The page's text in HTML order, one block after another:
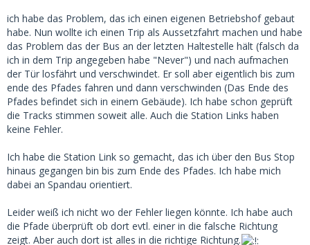
ich habe das Problem, das ich einen eigenen Betriebshof gebaut
habe. Nun wollte ich einen Trip als Aussetzfahrt machen und habe
das Problem das der Bus an der letzten Haltestelle hält (falsch da
ich in dem Trip angegeben habe "Never") und nach aufmachen
der Tür losfährt und verschwindet. Er soll aber eigentlich bis zum
ende des Pfades fahren und dann verschwinden (Das Ende des
Pfades befindet sich in einem Gebäude). Ich habe schon geprüft
die Tracks stimmen soweit alle. Auch die Station Links haben
keine Fehler.
Ich habe die Station Link so gemacht, das ich über den Bus Stop
hinaus gegangen bin bis zum Ende des Pfades. Ich habe mich
dabei an Spandau orientiert.
Leider weiß ich nicht wo der Fehler liegen könnte. Ich habe auch
die Pfade überprüft ob dort evtl. einer in die falsche Richtung
zeigt. Aber auch dort ist alles in die richtige Richtung.